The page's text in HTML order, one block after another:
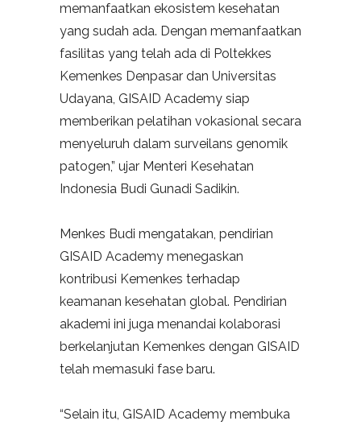
memanfaatkan ekosistem kesehatan
yang sudah ada. Dengan memanfaatkan
fasilitas yang telah ada di Poltekkes
Kemenkes Denpasar dan Universitas
Udayana, GISAID Academy siap
memberikan pelatihan vokasional secara
menyeluruh dalam surveilans genomik
patogen,” ujar Menteri Kesehatan
Indonesia Budi Gunadi Sadikin.
Menkes Budi mengatakan, pendirian
GISAID Academy menegaskan
kontribusi Kemenkes terhadap
keamanan kesehatan global. Pendirian
akademi ini juga menandai kolaborasi
berkelanjutan Kemenkes dengan GISAID
telah memasuki fase baru.
“Selain itu, GISAID Academy membuka